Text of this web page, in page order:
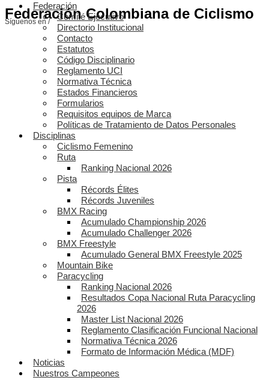
Federación Colombiana de Ciclismo
Síguenos en /
Federación
Comité Ejecutivo
Directorio Institucional
Contacto
Estatutos
Código Disciplinario
Reglamento UCI
Normativa Técnica
Estados Financieros
Formularios
Requisitos equipos de Marca
Políticas de Tratamiento de Datos Personales
Disciplinas
Ciclismo Femenino
Ruta
Ranking Nacional 2026
Pista
Récords Élites
Récords Juveniles
BMX Racing
Acumulado Championship 2026
Acumulado Challenger 2026
BMX Freestyle
Acumulado General BMX Freestyle 2025
Mountain Bike
Paracycling
Ranking Nacional 2026
Resultados Copa Nacional Ruta Paracycling
2026
Master List Nacional 2026
Reglamento Clasificación Funcional Nacional
Normativa Técnica 2026
Formato de Información Médica (MDF)
Noticias
Nuestros Campeones